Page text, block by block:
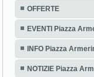
OFFERTE
EVENTI Piazza
INFO Piazza
NOTIZIE Piazza